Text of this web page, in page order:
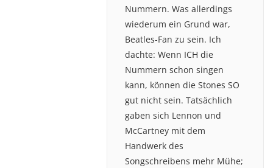
Nummern. Was allerdings
wiederum ein Grund war,
Beatles-Fan zu sein. Ich
dachte: Wenn ICH die
Nummern schon singen
kann, können die Stones SO
gut nicht sein. Tatsächlich
gaben sich Lennon und
McCartney mit dem
Handwerk des
Songschreibens mehr Mühe;